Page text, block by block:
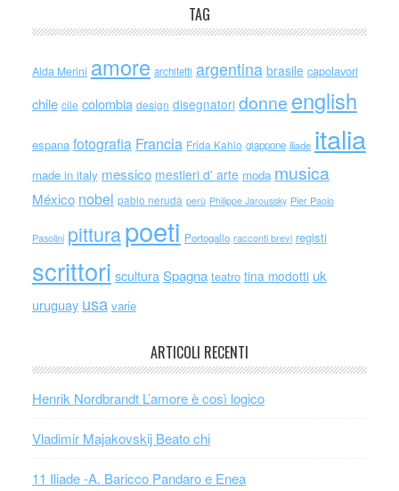
TAG
Alda Merini amore architetti argentina brasile capolavori
chile cile colombia design disegnatori donne english
espana fotografia Francia Frida Kahlo giappone iliade italia
made in italy messico mestieri d' arte moda musica
México nobel pablo neruda perù Philippe Jaroussky Pier Paolo
Pasolini pitturapoeti Portogallo racconti brevi registi
scrittori scultura Spagna teatro tina modotti uk
uruguay usa varie
ARTICOLI RECENTI
Henrik Nordbrandt L’amore è così logico
Vladimir Majakovskij Beato chi
11 Iliade -A. Baricco Pandaro e Enea